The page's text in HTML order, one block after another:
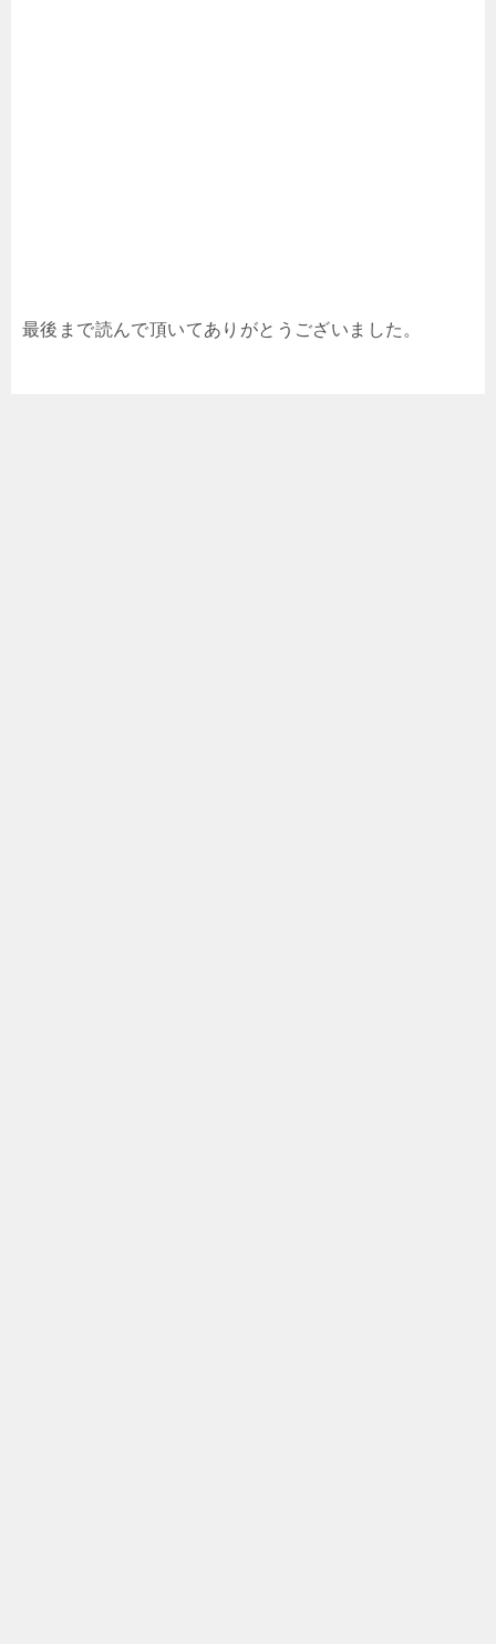
最後まで読んで頂いてありがとうございました。